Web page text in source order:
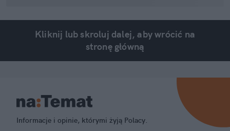
Kliknij lub skroluj dalej, aby wrócić na
stronę główną
Informacje i opinie, którymi żyją Polacy.